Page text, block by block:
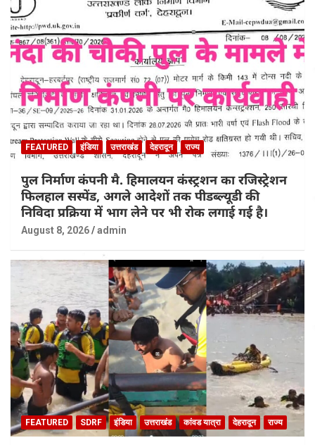
FEATURED इंडिया उत्तराखंड देहरादून राज्य
पुल निर्माण कंपनी मै. हिमालयन कंस्ट्रशन का रजिस्ट्रेशन
फिलहाल सस्पेंड, अगले आदेशों तक पीडब्ल्यूडी की
निविदा प्रक्रिया में भाग लेने पर भी रोक लगाई गई है।
August 8, 2026 admin
FEATURED SDRF इंडिया उत्तराखंड कांवड यात्रा देहरादून राज्य